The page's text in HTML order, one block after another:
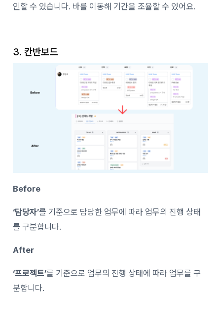
인할 수 있습니다. 바를 이동해 기간을 조율할 수 있어요.
3. 칸반보드
Before
‘담당자’를 기준으로 담당한 업무에 따라 업무의 진행 상태
를 구분합니다.
After
‘프로젝트’를 기준으로 업무의 진행 상태에 따라 업무를 구
분합니다.